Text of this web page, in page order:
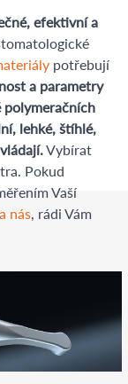
efektivní a
potřebují
a parametry
polymeračních
lehké, štíhlé,
Vybírat
Pokud
Vaší
nás, rádi Vám